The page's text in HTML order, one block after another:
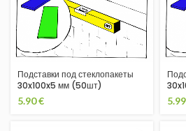
Подставки под стеклопакеты
30x100x5 мм (50шт)
5.90€
5.99